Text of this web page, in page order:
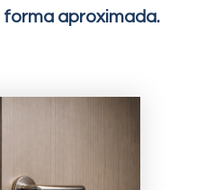
aproximada.